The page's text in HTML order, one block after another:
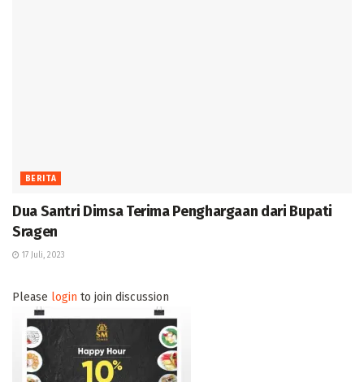
BERITA
Dua Santri Dimsa Terima Penghargaan dari Bupati
Sragen
17 Juli, 2023
Please login to join discussion